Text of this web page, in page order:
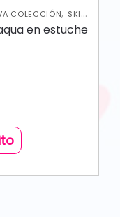
COLECCIÓN, SKIN
en estuche